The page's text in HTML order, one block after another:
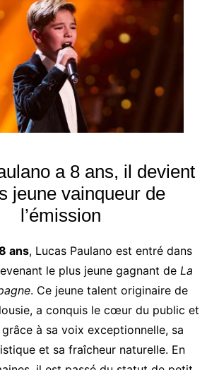
a 8 ans, il devient
jeune vainqueur de
l’émission
ans, Lucas Paulano est entré dans
le plus jeune gagnant de La
. Ce jeune talent originaire de
a conquis le cœur du public et
à sa voix exceptionnelle, sa
et sa fraîcheur naturelle. En